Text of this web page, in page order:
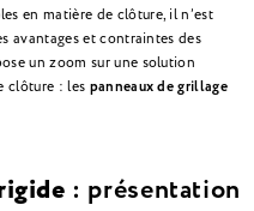
en matière de clôture, il n’est
avantages et contraintes des
un zoom sur une solution
clôture : les panneaux de grillage
: présentation